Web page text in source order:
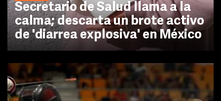
Secretario de Salud llama a la
calma; descarta un brote activo
de 'diarrea explosiva' en México